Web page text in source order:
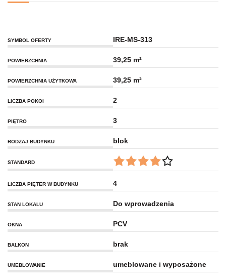
SYMBOL OFERTY IRE-MS-313
POWIERZCHNIA 39,25 m²
POWIERZCHNIA UŻYTKOWA 39,25 m²
LICZBA POKOI 2
PIĘTRO 3
RODZAJ BUDYNKU blok
STANDARD
LICZBA PIĘTER W BUDYNKU 4
STAN LOKALU Do wprowadzenia
OKNA PCV
BALKON brak
UMEBLOWANIE umeblowane i wyposażone